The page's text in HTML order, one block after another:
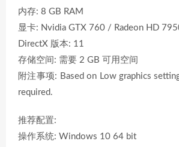
内存: 8 GB RAM
显卡: Nvidia GTX 760 / Radeon HD
DirectX 版本: 11
存储空间: 需要 2 GB 可用空间
附注事项: Based on Low graphics
required.
推荐配置:
操作系统: Windows 10 64 bit